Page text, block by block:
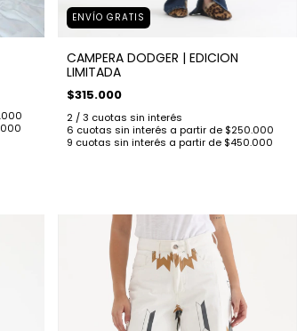
ENVÍO GRATIS
CAMPERA DODGER | EDICION
LIMITADA
$315.000